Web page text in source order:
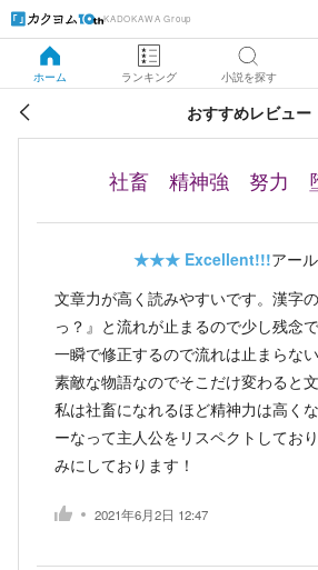
KADOKAWA Group
ホーム ランキング 小説を探す
おすすめレビュー
社畜 精神強 努力
★★★ Excellent!!!アー
文章力が高く読みやすいです。漢字
っ？』と流れが止まるので少し残念
一瞬で修正するので流れは止まらな
素敵な物語なのでそこだけ変わると
私は社畜になれるほど精神力は高く
ーなって主人公をリスペクトしてお
みにしております！
2021年6月2日 12:47